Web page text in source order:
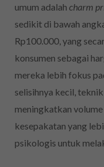
umum adalah charm
sedikit di bawah
Rp100.000, yang
konsumen sebagai
mereka lebih fokus
selisihnya kecil,
meningkatkan
kesepakatan yang
psikologis untuk